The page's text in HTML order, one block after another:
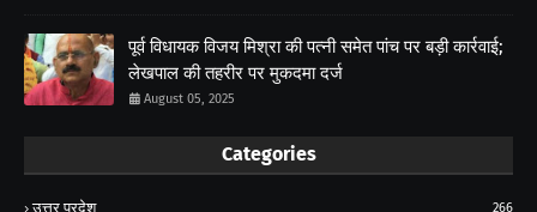
पूर्व विधायक विजय मिश्रा की पत्नी समेत पांच पर बड़ी कार्रवाई;
लेखपाल की तहरीर पर मुकदमा दर्ज
August 05, 2025
Categories
उत्तर प्रदेश 266